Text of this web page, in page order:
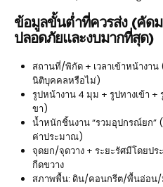
ข้อมูลขั้นต่ำที่ควรส่ง (คัด
ปลอดภัยและงบมากที่สุด)
สถานที่/พิกัด + เวลาเข้าหน้างา
นิติบุคคลหรือไม่)
รูปหน้างาน 4 มุม + รูปทางเข้า
ขา)
น้ำหนักชิ้นงาน “รวมอุปกรณ์ยก”
ค่าประมาณ)
จุดยก/จุดวาง + ระยะรัศมีโดยป
กีดขวาง
สภาพพื้น: ดิน/คอนกรีต/พื้นอ่อน